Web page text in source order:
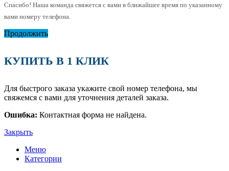
Спасибо! Наша команда свяжется с вами в ближайшее время по указанному
вами номеру телефона.
Продолжить
КУПИТЬ В 1 КЛИК
Для быстрого заказа укажите свой номер телефона, мы
свяжемся с вами для уточнения деталей заказа.
Ошибка: Контактная форма не найдена.
Закрыть
Меню
Категории